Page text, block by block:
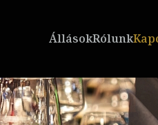
ÁllásokRólunk